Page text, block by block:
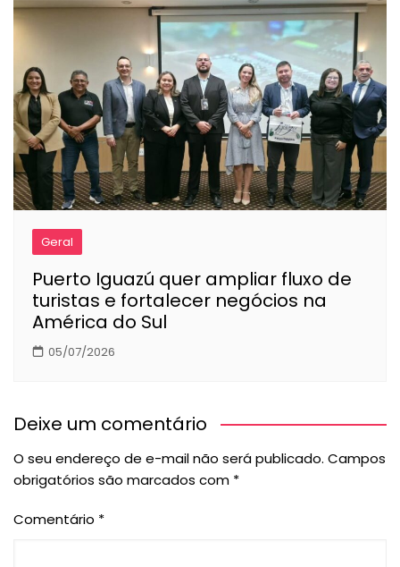
Geral
Puerto Iguazú quer ampliar fluxo de
turistas e fortalecer negócios na
América do Sul
05/07/2026
Deixe um comentário
O seu endereço de e-mail não será publicado. Campos
obrigatórios são marcados com *
Comentário *